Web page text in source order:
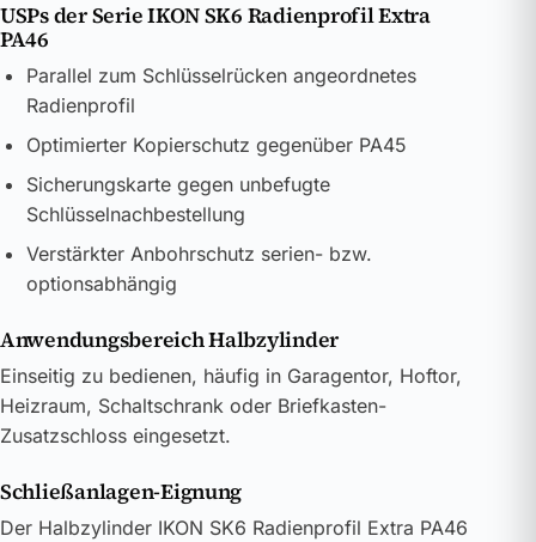
USPs der Serie IKON SK6 Radienprofil Extra
PA46
Parallel zum Schlüsselrücken angeordnetes
Radienprofil
Optimierter Kopierschutz gegenüber PA45
Sicherungskarte gegen unbefugte
Schlüsselnachbestellung
Verstärkter Anbohrschutz serien- bzw.
optionsabhängig
Anwendungsbereich Halbzylinder
Einseitig zu bedienen, häufig in Garagentor, Hoftor,
Heizraum, Schaltschrank oder Briefkasten-
Zusatzschloss eingesetzt.
Schließanlagen-Eignung
Der Halbzylinder IKON SK6 Radienprofil Extra PA46